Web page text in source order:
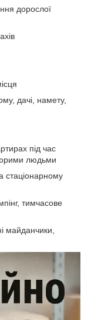
дорослої
дачі, намету,
під час
людьми
стаціонарному
тимчасове
майданчики,